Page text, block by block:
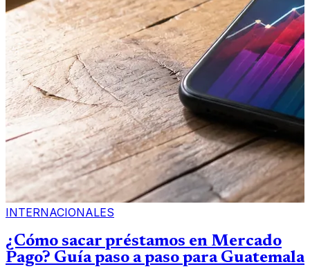
INTERNACIONALES
¿Cómo sacar préstamos en Mercado
Pago? Guía paso a paso para Guatemala